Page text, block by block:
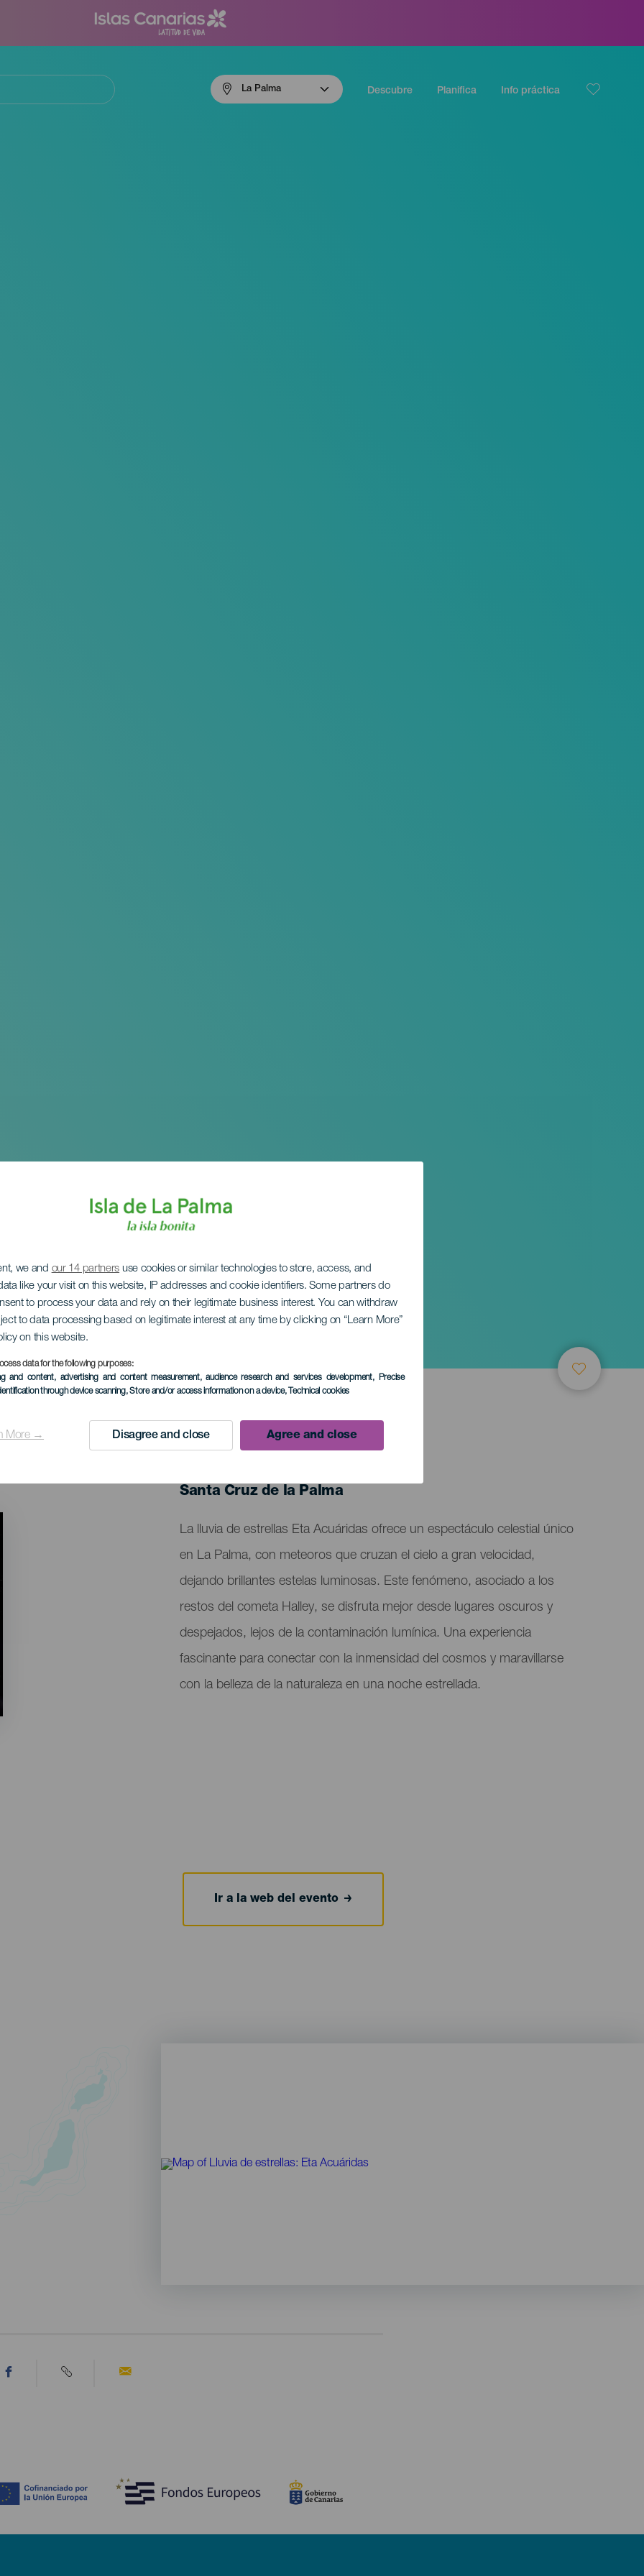
we and our 14 partners use cookies or similar technologies to store, access, and
like your visit on this website, IP addresses and cookie identifiers. Some partners do
to process your data and rely on their legitimate business interest. You can withdraw
to data processing based on legitimate interest at any time by clicking on “Learn More”
on this website.
data for the following purposes:
and content, advertising and content measurement, audience research and services development, Precise
through device scanning, Store and/or access information on a device, Technical cookies
More → Disagree and close Agree and close
La Palma Descubre Planifica Info práctica
Eta Acuáridas
EVENTO PASADO
Localidad
Santa Cruz de la Palma
Descripción
del
evento
La lluvia de estrellas Eta Acuáridas ofrece un espectáculo celestial único
en La Palma, con meteoros que cruzan el cielo a gran velocidad,
dejando brillantes estelas luminosas. Este fenómeno, asociado a los
restos del cometa Halley, se disfruta mejor desde lugares oscuros y
despejados, lejos de la contaminación lumínica. Una experiencia
fascinante para conectar con la inmensidad del cosmos y maravillarse
con la belleza de la naturaleza en una noche estrellada.
Ir a la web del evento